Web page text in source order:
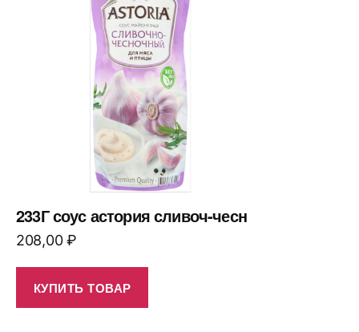
233Г соус астория сливоч-чесн
208,00₽
КУПИТЬ ТОВАР